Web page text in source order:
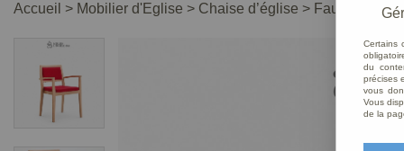
Accueil > Mobilier d'Eglise > Chaise d’église > Fauteuil
Certains
du
précises
vous
Vous
de la